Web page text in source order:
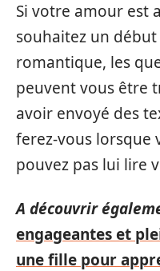
Si votre amour est
souhaitez un
romantique, les
peuvent vous être
avoir envoyé des
ferez-vous lorsque
pouvez pas lui lire
A découvrir
engageantes et
une fille pour